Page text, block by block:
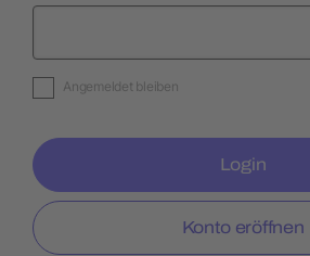
Angemeldet bleiben
Login
Konto eröffnen